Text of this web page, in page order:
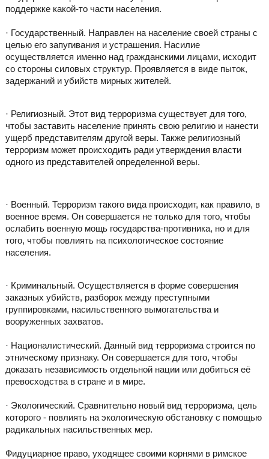
поддержке какой-то части населения.
· Государственный. Направлен на население своей страны с
целью его запугивания и устрашения. Насилие
осуществляется именно над гражданскими лицами, исходит
со стороны силовых структур. Проявляется в виде пыток,
задержаний и убийств мирных жителей.
· Религиозный. Этот вид терроризма существует для того,
чтобы заставить население принять свою религию и нанести
ущерб представителям другой веры. Также религиозный
терроризм может происходить ради утверждения власти
одного из представителей определенной веры.
· Военный. Терроризм такого вида происходит, как правило, в
военное время. Он совершается не только для того, чтобы
ослабить военную мощь государства-противника, но и для
того, чтобы повлиять на психологическое состояние
населения.
· Криминальный. Осуществляется в форме совершения
заказных убийств, разборок между преступными
группировками, насильственного вымогательства и
вооруженных захватов.
· Националистический. Данный вид терроризма строится по
этническому признаку. Он совершается для того, чтобы
доказать независимость отдельной нации или добиться её
превосходства в стране и в мире.
· Экологический. Сравнительно новый вид терроризма, цель
которого - повлиять на экологическую обстановку с помощью
радикальных насильственных мер.
Фидуциарное право, уходящее своими корнями в римское